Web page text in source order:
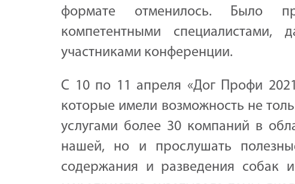
формате отменилось. Было
компетентными
участниками конференции.
С 10 по 11 апреля «Дог Профи
которые имели возможность не
услугами более 30 компаний в
нашей, но и прослушать
содержания и разведения собак